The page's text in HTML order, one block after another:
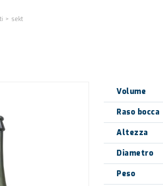
> sekt
Volume
Raso bocca
Altezza
Diametro
Peso